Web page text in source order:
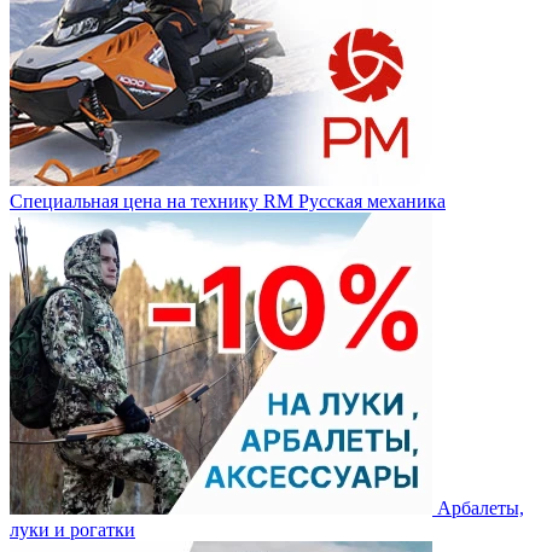
Специальная цена на технику RM Русская механика
Арбалеты,
луки и рогатки